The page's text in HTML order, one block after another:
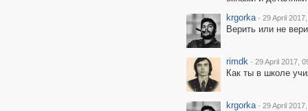
krgorka · 29 April
Верить или не
rimdk · 29 April 2017,
Как ты в школе
krgorka · 29 April